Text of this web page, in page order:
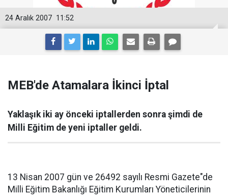
11:52
24 Aralık 2007
MEB'de Atamalara İkinci İptal
Yaklaşık iki ay önceki iptallerden sonra şimdi de
Milli Eğitim de yeni iptaller geldi.
13 Nisan 2007 gün ve 26492 sayılı Resmi Gazete"de
Milli Eğitim Bakanlığı Eğitim Kurumları Yöneticilerinin